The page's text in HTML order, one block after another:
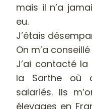
mais il n’a
eu.
J’étais
On m’a
J’ai contacté
la Sarthe où
salariés. Ils
élevages en